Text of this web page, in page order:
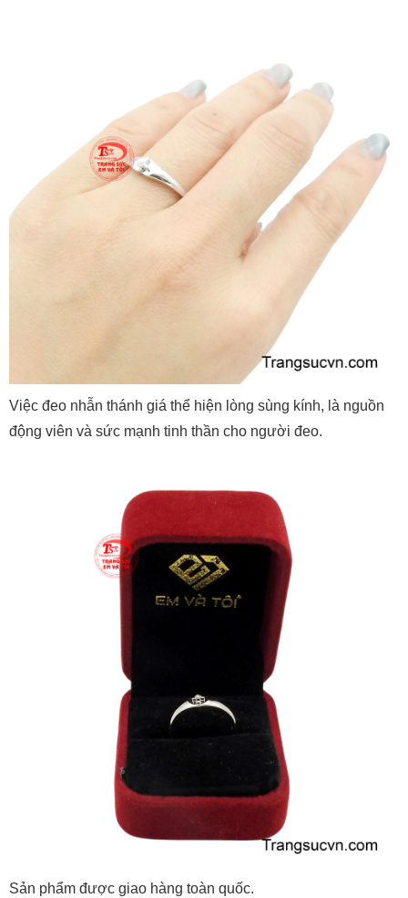
Việc đeo nhẫn thánh giá thể hiện lòng sùng kính, là nguồn
động viên và sức mạnh tinh thần cho người đeo.
Sản phẩm được giao hàng toàn quốc.